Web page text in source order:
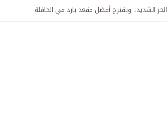
التركية” في دمشق.. منح دراسية واعتراف بالشهادات